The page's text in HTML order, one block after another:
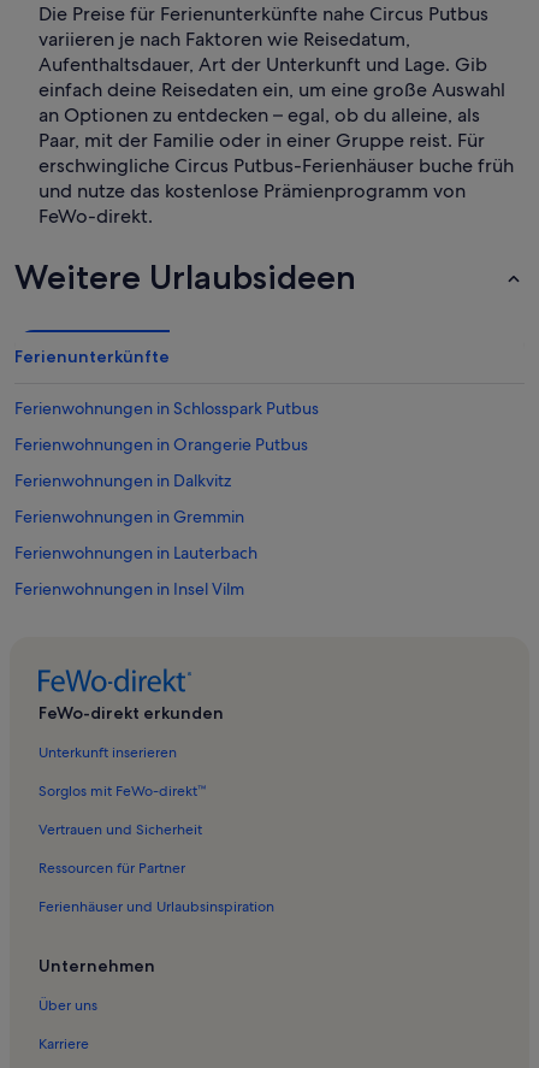
Die Preise für Ferienunterkünfte nahe Circus Putbus
variieren je nach Faktoren wie Reisedatum,
Aufenthaltsdauer, Art der Unterkunft und Lage. Gib
einfach deine Reisedaten ein, um eine große Auswahl
an Optionen zu entdecken – egal, ob du alleine, als
Paar, mit der Familie oder in einer Gruppe reist. Für
erschwingliche Circus Putbus-Ferienhäuser buche früh
und nutze das kostenlose Prämienprogramm von
FeWo-direkt.
Weitere Urlaubsideen
Ferienunterkünfte
Ferienwohnungen in Schlosspark Putbus
Ferienwohnungen in Orangerie Putbus
Ferienwohnungen in Dalkvitz
Ferienwohnungen in Gremmin
Ferienwohnungen in Lauterbach
Ferienwohnungen in Insel Vilm
Ferienwohnungen in Kasnevitz
Ferienwohnungen in Prora
Ferienwohnungen in Theater Putbus
Ferienwohnungen in Freetz
FeWo-direkt erkunden
Unterkunft inserieren
Sorglos mit FeWo-direkt™
Vertrauen und Sicherheit
Ressourcen für Partner
Ferienhäuser und Urlaubsinspiration
Unternehmen
Über uns
Karriere